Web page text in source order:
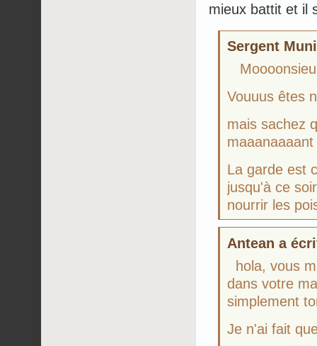
mieux battit et il
Sergent
Vouuus êtes
mais sachez
maaanaaaant
La garde est
jusqu'à ce
nourrir les
Antean a
hola, vous
dans votre
simplement
Je n'ai fait